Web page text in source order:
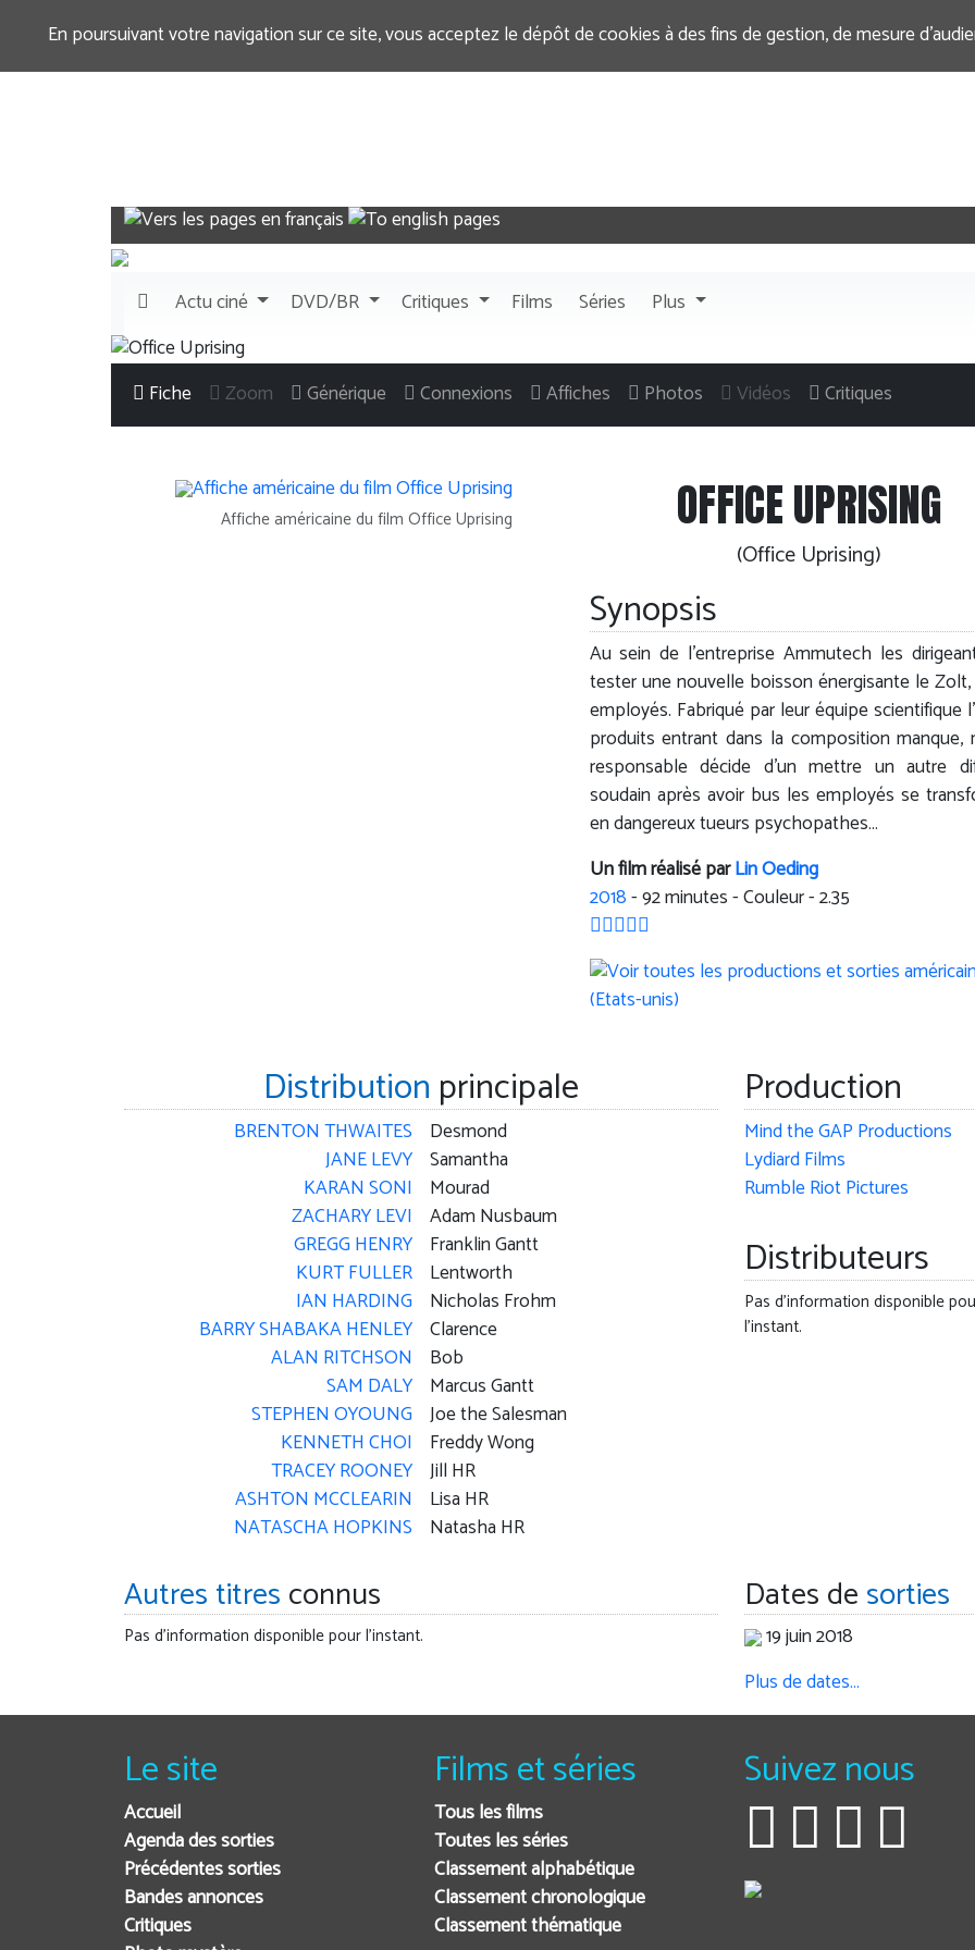
En poursuivant votre navigation sur ce site, vous acceptez le dépôt de cookies à des fins de gestion, de mesure
Actuciné DVD/BR Critiques Films Séries Plus
Fiche Zoom Générique Connexions Affiches Photos Vidéos Critiques
Affiche américaine du film Office Uprising OFFICE UPRISING
(Office Uprising)
Synopsis
Au sein de l’entreprise Ammutech les
tester une nouvelle boisson énergisante le
employés. Fabriqué par leur équipe scientifique
produits entrant dans la composition manque,
responsable décide d’un mettre un autre
soudain après avoir bus les employés se
en dangereux tueurs psychopathes…
Un film réalisé parLin Oeding
2018-92minutes - Couleur - 2.35
Distribution principale
BRENTON THWAITES
JANE LEVY
KARAN SONI
ZACHARY LEVI
GREGG HENRY
KURT FULLER
IAN HARDING
BARRY SHABAKA HENLEY
ALAN RITCHSON
SAM DALY
STEPHEN OYOUNG
KENNETH CHOI
TRACEY ROONEY
ASHTON MCCLEARIN
NATASCHA HOPKINS
Desmond
Samantha
Mourad
Adam Nusbaum
Franklin Gantt
Lentworth
Nicholas Frohm
Clarence
Bob
Marcus Gantt
Joe the Salesman
Freddy Wong
Jill HR
Lisa HR
Natasha HR
Production
Mind the GAP Productions
Lydiard Films
Rumble Riot Pictures
Distributeurs
Pas d'information disponible
l'instant.
Autres titresconnus
Pas d'information disponible pour l'instant.
Dates desorties
19 juin 2018
Plus de dates…
Le site
Accueil
Agenda des sorties
Précédentes sorties
Bandes annonces
Critiques
Films et séries
Tous les films
Toutes les séries
Classement alphabétique
Classement chronologique
Classement thématique
Suivez nous